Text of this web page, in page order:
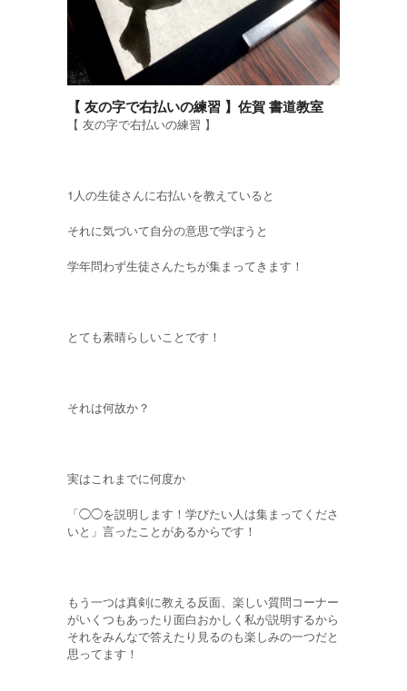
【 友の字で右払いの練習 】佐賀 書道教室
【 友の字で右払いの練習 】
1人の生徒さんに右払いを教えていると
それに気づいて自分の意思で学ぼうと
学年問わず生徒さんたちが集まってきます！
とても素晴らしいことです！
それは何故か？
実はこれまでに何度か
「◯◯を説明します！学びたい人は集まってくださ
いと」言ったことがあるからです！
もう一つは真剣に教える反面、楽しい質問コーナー
がいくつもあったり面白おかしく私が説明するから
それをみんなで答えたり見るのも楽しみの一つだと
思ってます！